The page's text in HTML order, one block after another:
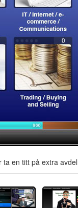
en titt på extra